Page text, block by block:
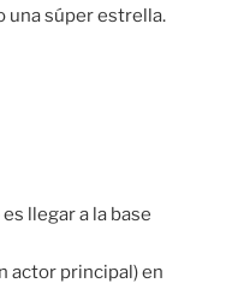
una súper estrella.
llegar a la base
actor principal) en